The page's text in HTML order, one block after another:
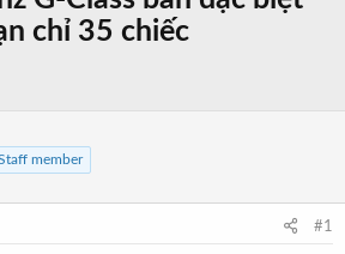
chỉ 35 chiếc
member
#1